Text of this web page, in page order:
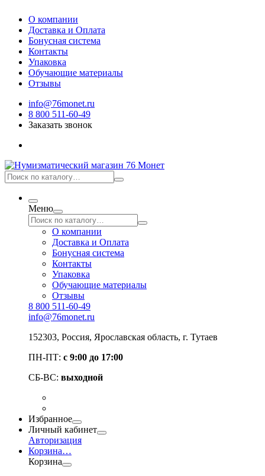
О компании
Доставка и Оплата
Бонусная система
Контакты
Упаковка
Обучающие материалы
Отзывы
info@76monet.ru
8 800 511-60-49
Заказать звонок
Меню
О компании
Доставка и Оплата
Бонусная система
Контакты
Упаковка
Обучающие материалы
Отзывы
8 800 511-60-49
info@76monet.ru
152303, Россия, Ярославская область, г. Тутаев
ПН-ПТ: с 9:00 до 17:00
СБ-ВС: выходной
Избранное
Личный кабинет
Авторизация
Корзина…
Корзина